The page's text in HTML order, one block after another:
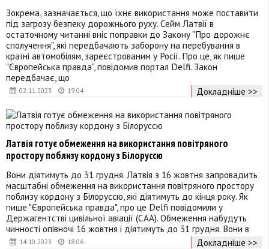
02.11.2023 19:04
Зокрема, зазначається, що їхнє використання може поставити
під загрозу безпеку дорожнього руху. Сейм Латвії в
остаточному читанні вніс поправки до Закону "Про дорожнє
сполучення", які передбачають заборону на перебування в
країні автомобілям, зареєстрованим у Росії. Про це, як пише
"Європейська правда", повідомив портал Delfi. Закон
передбачає, що
Докладніше >>
14.10.2023 18:06
Латвія готує обмеження на використання повітряного
простору поблизу кордону з Білоруссю
Вони діятимуть до 31 грудня. Латвія з 16 жовтня запровадить
масштабні обмеження на використання повітряного простору
поблизу кордону з Білоруссю, які діятимуть до кінця року. Як
пише "Європейська правда", про це Delfi повідомили у
Держагентстві цивільної авіації (CAA). Обмеження набудуть
чинності опівночі 16 жовтня і діятимуть до 31 грудня. Вони в
Докладніше >>